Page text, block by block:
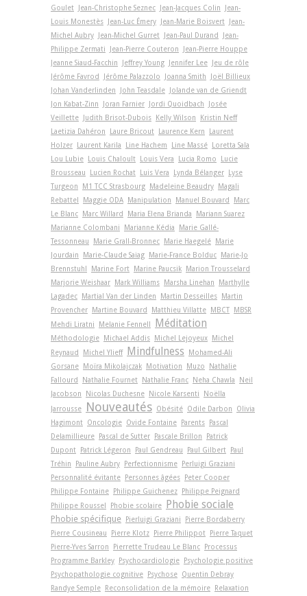
Goulet
Jean-Christophe Seznec Jean-Jacques Colin
Jean-
Louis Monestès
Jean-Luc Émery Jean-Marie Boisvert
Jean-
Michel Aubry
Jean-Michel Gurret Jean-Paul Durand
Jean-
Philippe Zermati
Jean-Pierre Couteron
Jean-Pierre Houppe
Jeanne Siaud-Facchin
Jeffrey Young Jennifer Lee
Jeu de rôle
Jérôme Favrod
Jérôme Palazzolo Joanna Smith
Joël Billieux
Johan Vanderlinden
John Teasdale
Jolande van de Griendt
Jon Kabat-Zinn
Joran Farnier Jordi Quoidbach
Josée
Veillette
Judith Brisot-Dubois Kelly Wilson
Kristin Neff
Laetizia Dahéron
Laure Bricout Laurence Kern
Laurent
Holzer
Laurent Karila Line Hachem Line Massé
Loretta Sala
Lou Lubie
Louis Chaloult Louis Vera Lucia Romo
Lucie
Brousseau
Lucien Rochat Luis Vera Lynda Bélanger
Lyse
Turgeon
M1 TCC Strasbourg Madeleine Beaudry
Magali
Rebattel
Maggie ODA Manipulation Manuel Bouvard
Marc
Le Blanc
Marc Willard Maria Elena Brianda
Mariann Suarez
Marianne Colombani
Marianne Kédia
Marie Gallé-
Tessonneau
Marie Grall-Bronnec Marie Haegelé
Marie
Jourdain
Marie-Claude Saiag Marie-France Bolduc
Marie-Jo
Brennstuhl
Marine Fort Marine Paucsik
Marion Trousselard
Marjorie Weishaar
Mark Williams Marsha Linehan
Marthylle
Lagadec
Martial Van der Linden Martin Desseilles
Martin
Provencher
Martine Bouvard Matthieu Villatte MBCT
MBSR
Mehdi Liratni
Melanie Fennell Méditation
Méthodologie Michael Addis Michel Lejoyeux
Michel
Reynaud
Michel Ylieff Mindfulness
Mohamed-Ali
Gorsane
Moïra Mikolajczak Motivation Muzo
Nathalie
Fallourd
Nathalie Fournet Nathalie Franc Neha Chawla
Neil
Jacobson
Nicolas Duchesne Nicole Karsenti
Noëlla
Jarrousse
Nouveautés Obésité Odile Darbon
Olivia
Hagimont Oncologie Ovide Fontaine Parents
Pascal
Delamillieure
Pascal de Sutter Pascale Brillon
Patrick
Dupont
Patrick Légeron Paul Gendreau Paul Gilbert
Paul
Tréhin
Pauline Aubry Perfectionnisme
Perluigi Graziani
Personnalité évitante
Personnes âgées
Peter Cooper
Philippe Fontaine
Philippe Guichenez
Philippe Peignard
Philippe Roussel
Phobie scolaire Phobie sociale
Phobie spécifique Pierluigi Graziani
Pierre Bordaberry
Pierre Cousineau
Pierre Klotz Pierre Philippot
Pierre Taquet
Pierre-Yves Sarron
Pierrette Trudeau Le Blanc
Processus
Programme Barkley
Psychocardiologie
Psychologie positive
Psychopathologie cognitive
Psychose Quentin Debray
Randye Semple
Reconsolidation de la mémoire
Relaxation